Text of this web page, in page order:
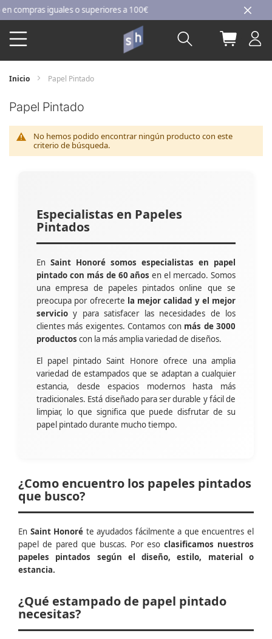
Ir
al
contenido
iguales o superiores a 100€
Buscar Mi
Inicio Papel Pintado
Papel Pintado
No hemos podido encontrar ningún producto con este
criterio de búsqueda.
Especialistas en Papeles
Pintados
En Saint Honoré somos especialistas en papel
pintado con más de 60 años en el mercado. Somos
una empresa de papeles pintados online que se
preocupa por ofrecerte la mejor calidad y el mejor
servicio y para satisfacer las necesidades de los
clientes más exigentes. Contamos con más de 3000
productos con la más amplia variedad de diseños.
El papel pintado Saint Honore ofrece una amplia
variedad de estampados que se adaptan a cualquier
estancia, desde espacios modernos hasta más
tradicionales. Está diseñado para ser durable y fácil de
limpiar, lo que significa que puede disfrutar de su
papel pintado durante mucho tiempo.
¿Como encuentro los papeles pintados
que busco?
En Saint Honoré te ayudados fácilmente a que encuentres el
papel de pared que buscas. Por eso clasificamos nuestros
papeles pintados según el diseño, estilo, material o
estancia.
¿Qué estampado de papel pintado
necesitas?